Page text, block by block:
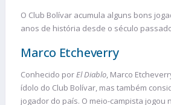
O Club Bolívar acumula alguns bons
anos de história desde o século
Marco Etcheverry
Conhecido porEl Diablo, Marco
ídolo do Club Bolívar, mas também
jogador do país. O meio-campista jogou